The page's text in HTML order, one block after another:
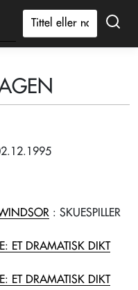
: SKUESPILLER
ET DRAMATISK DIKT
ET DRAMATISK DIKT